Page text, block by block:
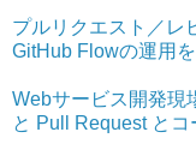
プルリクエスト／レ
GitHub Flowの運用
Webサービス開発現
と Pull Request とコ